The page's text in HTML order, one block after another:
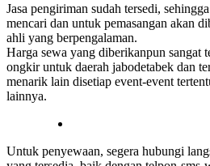
Jasa pengiriman sudah tersedi,
mencari dan untuk pemasangan akan
ahli yang berpengalaman.
Harga sewa yang diberikanpun sangat
ongkir untuk daerah jabodetabek dan
menarik lain disetiap event-event
lainnya.
Untuk penyewaan, segera hubungi